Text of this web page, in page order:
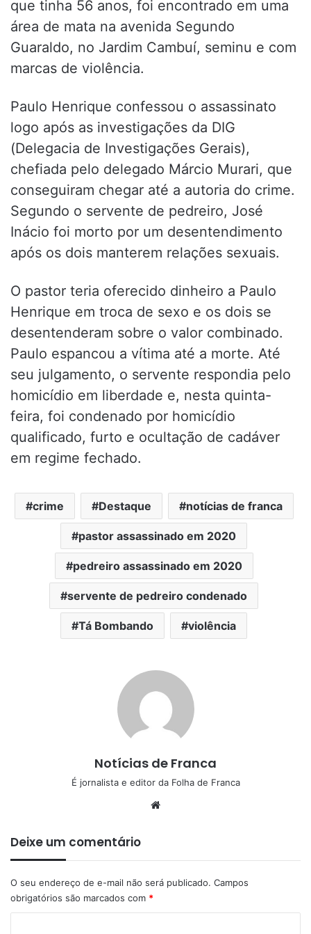
que tinha 56 anos, foi encontrado em uma
área de mata na avenida Segundo
Guaraldo, no Jardim Cambuí, seminu e com
marcas de violência.
Paulo Henrique confessou o assassinato
logo após as investigações da DIG
(Delegacia de Investigações Gerais),
chefiada pelo delegado Márcio Murari, que
conseguiram chegar até a autoria do crime.
Segundo o servente de pedreiro, José
Inácio foi morto por um desentendimento
após os dois manterem relações sexuais.
O pastor teria oferecido dinheiro a Paulo
Henrique em troca de sexo e os dois se
desentenderam sobre o valor combinado.
Paulo espancou a vítima até a morte. Até
seu julgamento, o servente respondia pelo
homicídio em liberdade e, nesta quinta-
feira, foi condenado por homicídio
qualificado, furto e ocultação de cadáver
em regime fechado.
crime Destaque notícias de franca
pastor assassinado em 2020
pedreiro assassinado em 2020
servente de pedreiro condenado
Tá Bombando violência
Notícias de Franca
É jornalista e editor da Folha de Franca
Deixe um comentário
O seu endereço de e-mail não será publicado. Campos
obrigatórios são marcados com *